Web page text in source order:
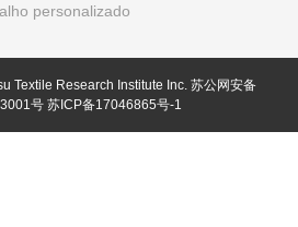
personalizado
Textile Research Institute Inc. 苏公网安备
号 苏ICP备17046865号-1